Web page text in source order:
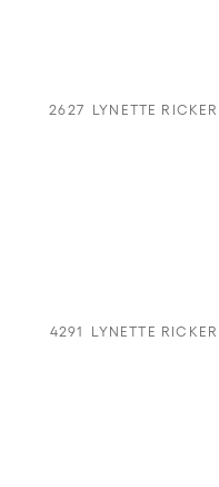
2627 LYNETTE RICKER
4291 LYNETTE RICKER